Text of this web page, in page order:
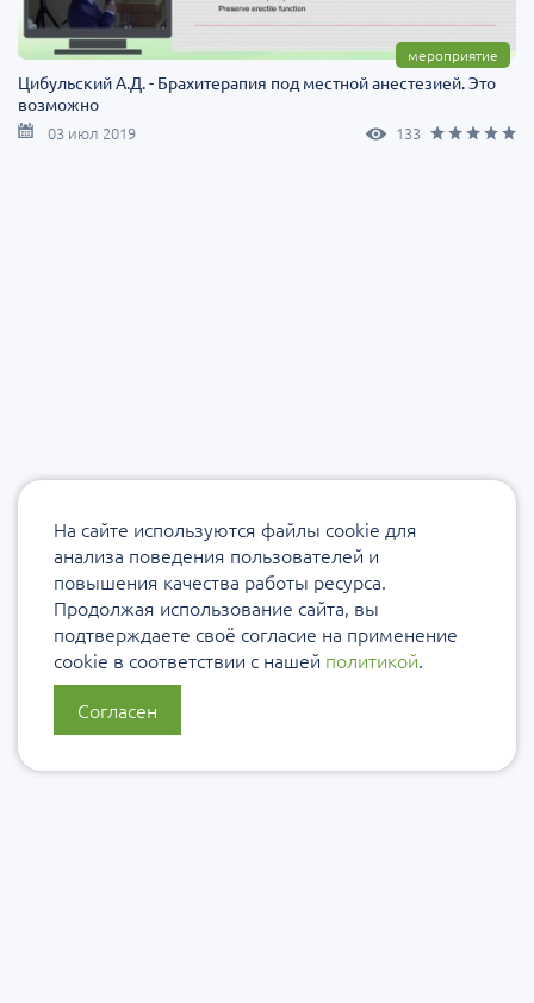
мероприятие
Цибульский А.Д. - Брахитерапия под местной анестезией. Это
возможно
03 июл 2019 133
На сайте используются файлы cookie для
анализа поведения пользователей и
повышения качества работы ресурса.
Продолжая использование сайта, вы
подтверждаете своё согласие на применение
cookie в соответствии с нашей политикой.
Согласен